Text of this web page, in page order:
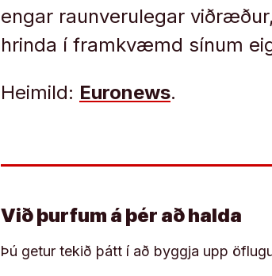
engar raunverulegar
hrinda í framkvæmd sínum
Heimild: Euronews.
Við þurfum á þér að halda
Þú getur tekið þátt í að byggja upp